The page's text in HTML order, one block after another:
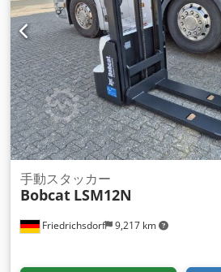
Friedrichsdorf 9,217 km
手動スタッカー
Bobcat LSM12N